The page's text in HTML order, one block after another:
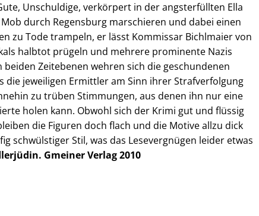
Unschuldige, verkörpert in der angsterfüllten Ella
durch Regensburg marschieren und dabei einen
zu Tode trampeln, er lässt Kommissar Bichlmaier von
halbtot prügeln und mehrere prominente Nazis
Zeitebenen wehren sich die geschundenen
die jeweiligen Ermittler am Sinn ihrer Strafverfolgung
zu trüben Stimmungen, aus denen ihn nur eine
holen kann. Obwohl sich der Krimi gut und flüssig
die Figuren doch flach und die Motive allzu dick
schwülstiger Stil, was das Lesevergnügen leider etwas
Gmeiner Verlag 2010